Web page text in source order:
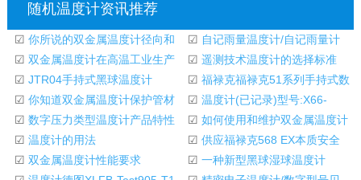
随机温度计资讯推荐
☑ 你所说的双金属温度计径向和
轴向是什么意思
☑ 自记雨量温度计/自记雨量计
型号:7852
☑ 双金属温度计在高温工业生产
中的应用
☑ 遥测技术温度计的选择标准
☑ JTR04手持式黑球温度计 ☑ 福禄克福禄克51系列手持式数
字温度计福禄克
☑ 你知道双金属温度计保护管材
料的特性和用途
☑ 温度计(已记录)型号:X66-
8236
☑ 数字压力类型温度计产品特性 ☑ 如何使用和维护双金属温度计
☑ 温度计的用法 ☑ 供应福禄克568 EX本质安全
红外线温度计
☑ 双金属温度计性能要求 ☑ 一种新型黑球湿球温度计